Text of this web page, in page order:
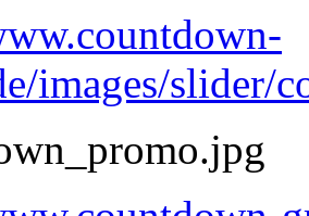
images/slider/